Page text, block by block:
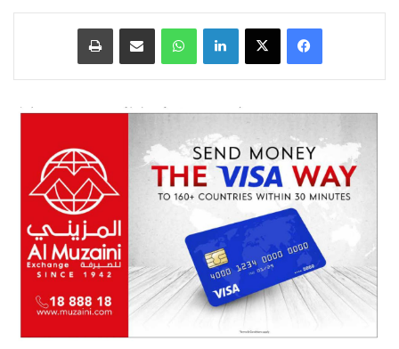
فيسبوك‫X لينكدإنواتساب مشاركة عبر البريد طباعة